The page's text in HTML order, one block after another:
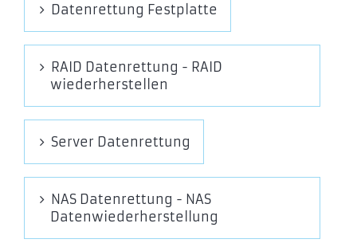
Datenrettung Festplatte
RAID Datenrettung - RAID
wiederherstellen
Server Datenrettung
NAS Datenrettung - NAS
Datenwiederherstellung